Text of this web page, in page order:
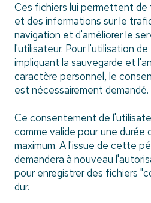
Ces fichiers lui permettent
et des informations sur le
navigation et d'améliorer le
l'utilisateur. Pour l'utilisation
impliquant la sauvegarde et
caractère personnel, le
est nécessairement demandé.
Ce consentement de
comme valide pour une durée
maximum. A l'issue de cette
demandera à nouveau
pour enregistrer des fichiers
dur.